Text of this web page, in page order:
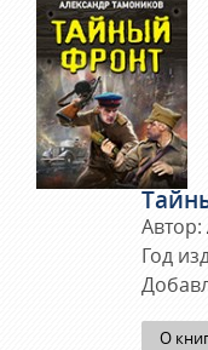
Автор:
Год
О